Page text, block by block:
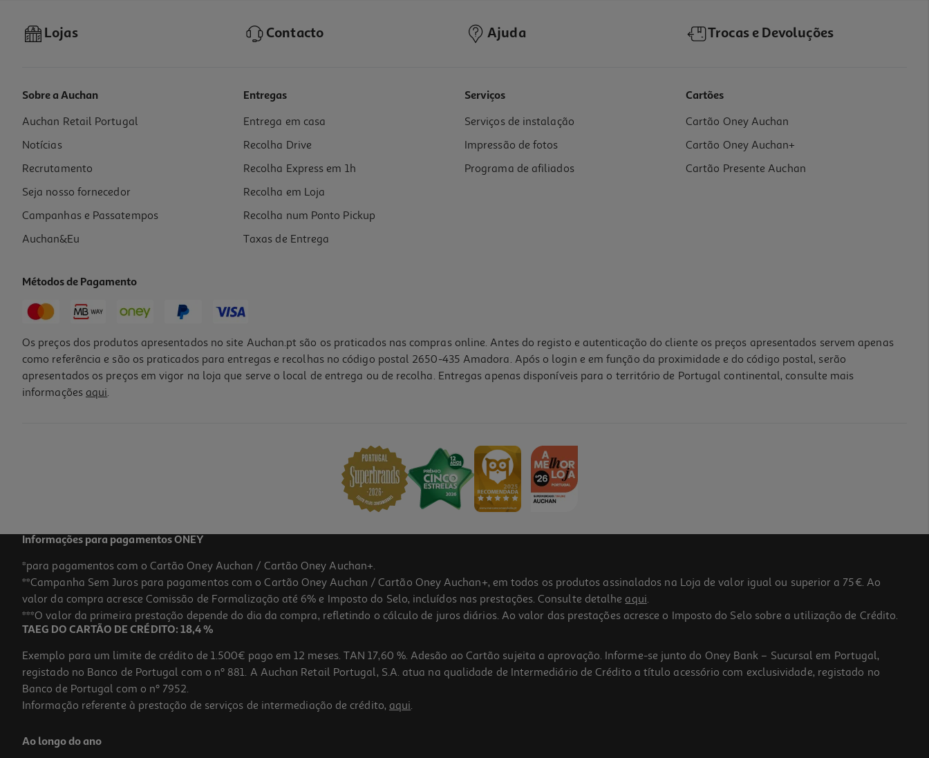
Lojas Contacto Ajuda Trocas e Devoluções
Sobre a Auchan
Auchan Retail Portugal
Notícias
Recrutamento
Seja nosso fornecedor
Campanhas e Passatempos
Auchan&Eu
Entregas
Entrega em casa
Recolha Drive
Recolha Express em 1h
Recolha em Loja
Recolha num Ponto Pickup
Taxas de Entrega
Serviços
Serviços de instalação
Impressão de fotos
Programa de afiliados
Cartões
Cartão Oney Auchan
Cartão Oney Auchan+
Cartão Presente Auchan
Métodos de Pagamento
Os preços dos produtos apresentados no site Auchan.pt são os praticados nas compras online. Antes do registo e autenticação do cliente os preços apresentados servem apenas
como referência e são os praticados para entregas e recolhas no código postal 2650-435 Amadora. Após o login e em função da proximidade e do código postal, serão
apresentados os preços em vigor na loja que serve o local de entrega ou de recolha. Entregas apenas disponíveis para o território de Portugal continental, consulte mais
informações aqui.
Informações para pagamentos ONEY
*para pagamentos com o Cartão Oney Auchan / Cartão Oney Auchan+.
**Campanha Sem Juros para pagamentos com o Cartão Oney Auchan / Cartão Oney Auchan+, em todos os produtos assinalados na Loja de valor igual ou superior a 75€. Ao
valor da compra acresce Comissão de Formalização até 6% e Imposto do Selo, incluídos nas prestações. Consulte detalhe aqui.
***O valor da primeira prestação depende do dia da compra, refletindo o cálculo de juros diários. Ao valor das prestações acresce o Imposto do Selo sobre a utilização de Crédito.
TAEG DO CARTÃO DE CRÉDITO: 18,4 %
Exemplo para um limite de crédito de 1.500€ pago em 12 meses. TAN 17,60 %. Adesão ao Cartão sujeita a aprovação. Informe-se junto do Oney Bank – Sucursal em Portugal,
registado no Banco de Portugal com o nº 881. A Auchan Retail Portugal, S.A. atua na qualidade de Intermediário de Crédito a título acessório com exclusividade, registado no
Banco de Portugal com o nº 7952.
Informação referente à prestação de serviços de intermediação de crédito, aqui.
Ao longo do ano